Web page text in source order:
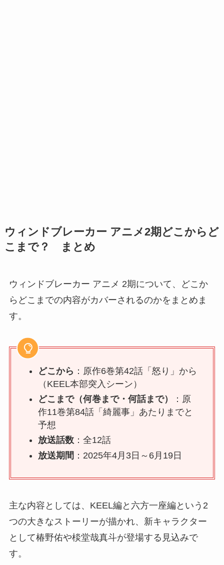
ウィンドブレーカー アニメ2期どこからど
こまで？ まとめ
ウィンドブレーカー アニメ 2期について、どこか
らどこまでの内容がカバーされるのかをまとめま
す。
どこから ：原作6巻第42話「怒り」から
（KEEL本部突入シーン）
どこまで（何巻まで・何話まで）
：原
作11巻第84話「綺麗事」あたりまでと
予想
放送話数：全12話
放送期間 ：2025年4月3日～6月19日
主な内容としては、KEEL編と六方一座編という2
つの大きなストーリーが描かれ、新キャラクター
として椿野佑や棪堂哉真斗が登場する見込みで
す。